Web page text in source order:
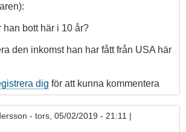
han bott här i 10 år?
den inkomst han har fått från USA här
dig för att kunna kommentera
- tors, 05/02/2019 - 21:11 |